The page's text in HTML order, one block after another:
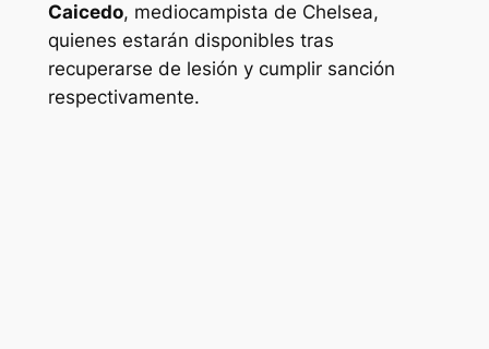
Caicedo, mediocampista de Chelsea,
quienes estarán disponibles tras
recuperarse de lesión y cumplir sanción
respectivamente.